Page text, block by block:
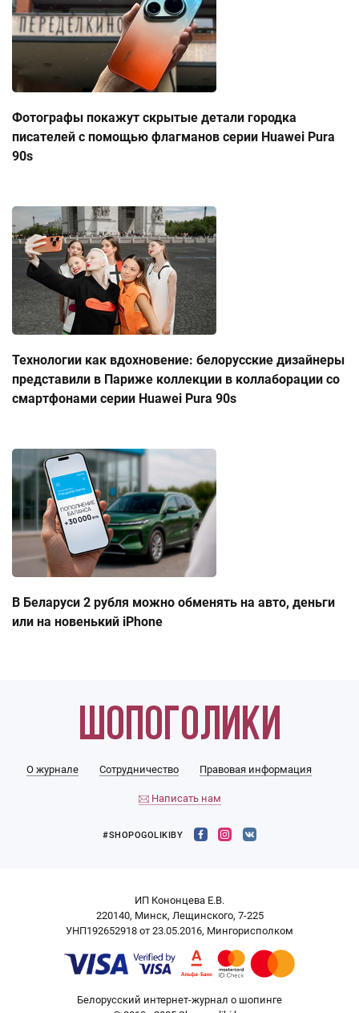
Фотографы покажут скрытые детали городка
писателей с помощью флагманов серии Huawei Pura
90s
Технологии как вдохновение: белорусские дизайнеры
представили в Париже коллекции в коллаборации со
смартфонами серии Huawei Pura 90s
В Беларуси 2 рубля можно обменять на авто, деньги
или на новенький iPhone
О журнале Сотрудничество Правовая информация
Написать нам
#SHOPOGOLIKIBY
ИП Кононцева Е.В.
220140, Минск, Лещинского, 7-225
УНП192652918 от 23.05.2016, Мингорисполком
Белорусский интернет-журнал о шопинге